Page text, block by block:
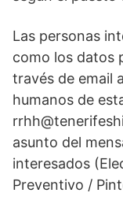
Las personas
como los datos
través de email
humanos de
asunto del
interesados
Preventivo /